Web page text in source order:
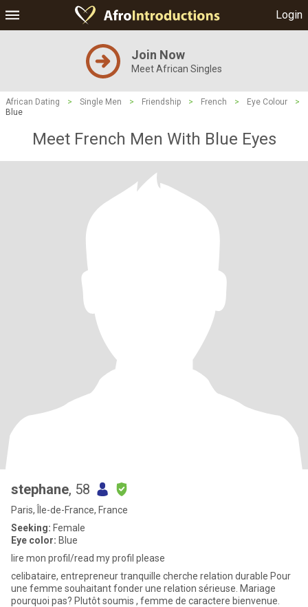
Login
Join Now
Meet African Singles
African Dating > Single Men > Friendship > French > Eye Colour
>
Blue
Meet French Men With Blue Eyes
stephane, 58
Paris, Île-de-France, France
Seeking: Female
Eye color: Blue
lire mon profil/read my profil please
celibataire, entrepreneur tranquille cherche relation durable Pour
une femme souhaitant fonder une relation sérieuse. Mariage
pourquoi pas? Plutôt soumis , femme de caractere bienvenue.